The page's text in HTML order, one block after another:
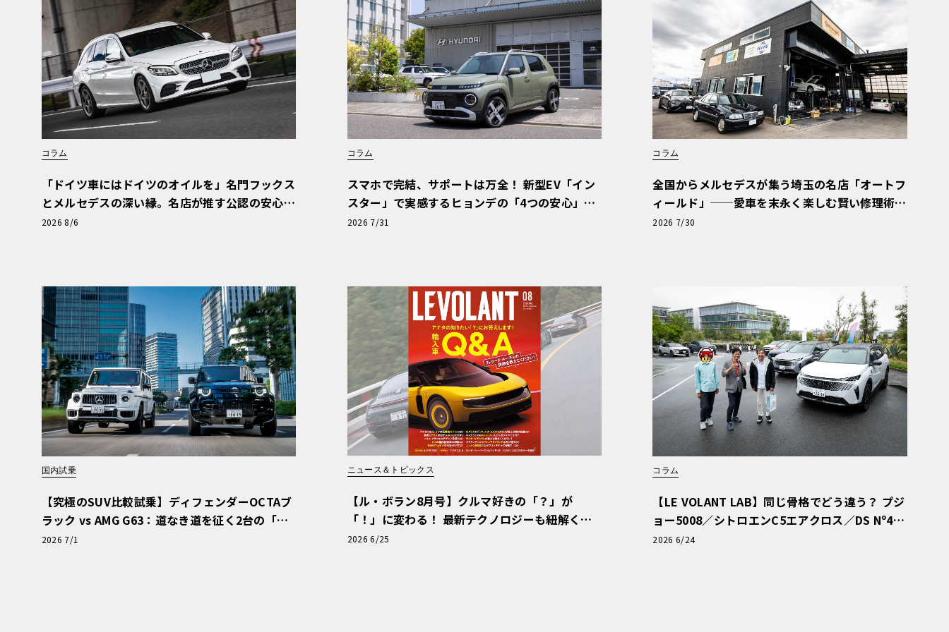
コラム
「ドイツ車にはドイツのオイルを」名門フックス
とメルセデスの深い縁。名店が推す公認の安心
と、Cクラスで味わうシルキーな走り〈PR〉
2026 8/6
コラム
スマホで完結、サポートは万全！ 新型EV「イン
スター」で実感するヒョンデの「4つの安心」
【第1回・ヒョンデ6つの疑問：Why? Hyunda
2026 7/31
コラム
全国からメルセデスが集う埼玉の名店「オートフ
ィールド」──愛車を末永く楽しむ賢い修理術
と、プロがフックス製オイルを選ぶ理由〈PR〉
2026 7/30
国内試乗
【究極のSUV比較試乗】ディフェンダーOCTAブ
ラック vs AMG G63：道なき道を征く2台の「対
極的アプローチ」
2026 7/1
ニュース＆トピックス
【ル・ボラン8月号】クルマ好きの「？」が
「！」に変わる！ 最新テクノロジーも紐解く
「輸入車Q&A」
2026 6/25
コラム
【LE VOLANT LAB】同じ骨格でどう違う？ プジ
ョー5008／シトロエンC5エアクロス／DS Nº4
読者一気乗りレポート
2026 6/24